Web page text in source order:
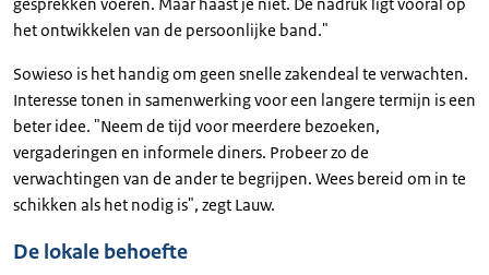
het ontwikkelen van de persoonlijke band."
Sowieso is het handig om geen snelle zakendeal te verwachten.
Interesse tonen in samenwerking voor een langere termijn is een
beter idee. "Neem de tijd voor meerdere bezoeken,
vergaderingen en informele diners. Probeer zo de
verwachtingen van de ander te begrijpen. Wees bereid om in te
schikken als het nodig is", zegt Lauw.
De lokale behoefte